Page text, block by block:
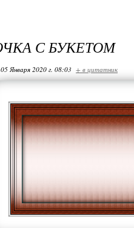
С БУКЕТОМ
05 Января 2020 г. 08:03 + в цитатник